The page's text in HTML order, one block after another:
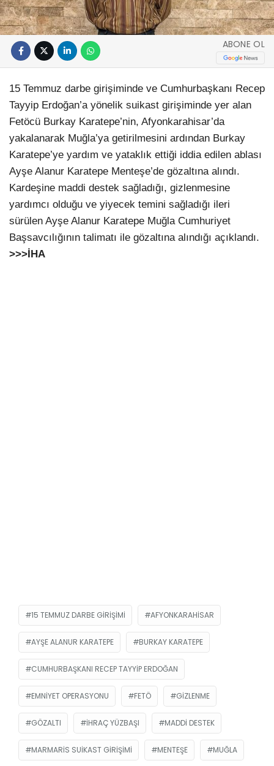
ABONE OL
15 Temmuz darbe girişiminde ve Cumhurbaşkanı Recep
Tayyip Erdoğan’a yönelik suikast girişiminde yer alan
Fetöcü Burkay Karatepe’nin, Afyonkarahisar’da
yakalanarak Muğla’ya getirilmesini ardından Burkay
Karatepe’ye yardım ve yataklık ettiği iddia edilen ablası
Ayşe Alanur Karatepe Menteşe’de gözaltına alındı.
Kardeşine maddi destek sağladığı, gizlenmesine
yardımcı olduğu ve yiyecek temini sağladığı ileri
sürülen Ayşe Alanur Karatepe Muğla Cumhuriyet
Başsavcılığının talimatı ile gözaltına alındığı açıklandı.
>>>İHA
15 TEMMUZ DARBE GIRIŞIMI AFYONKARAHISAR
AYŞE ALANUR KARATEPE BURKAY KARATEPE
CUMHURBAŞKANI RECEP TAYYIP ERDOĞAN
EMNIYET OPERASYONU FETÖ GIZLENME
GÖZALTI IHRAÇ YÜZBAŞI MADDI DESTEK
MARMARIS SUIKAST GIRIŞIMI MENTEŞE MUĞLA